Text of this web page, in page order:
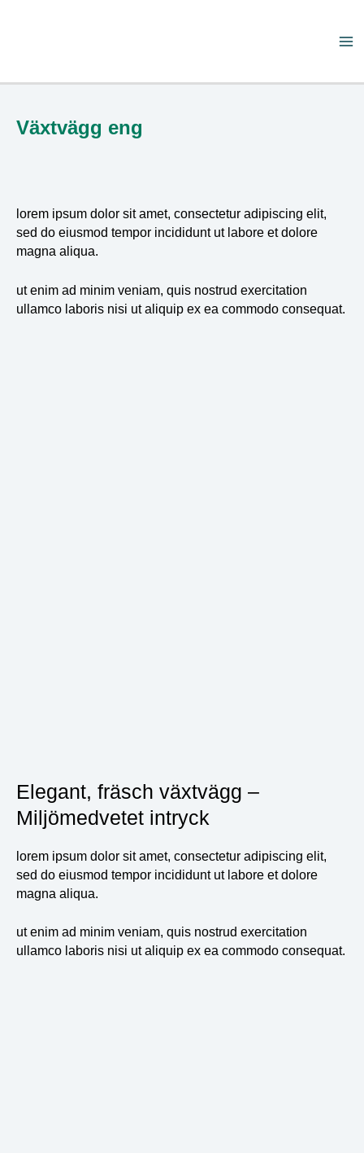
Växtvägg eng
lorem ipsum dolor sit amet, consectetur adipiscing elit,
sed do eiusmod tempor incididunt ut labore et dolore
magna aliqua.
ut enim ad minim veniam, quis nostrud exercitation
ullamco laboris nisi ut aliquip ex ea commodo consequat.
Elegant, fräsch växtvägg –
Miljömedvetet intryck
lorem ipsum dolor sit amet, consectetur adipiscing elit,
sed do eiusmod tempor incididunt ut labore et dolore
magna aliqua.
ut enim ad minim veniam, quis nostrud exercitation
ullamco laboris nisi ut aliquip ex ea commodo consequat.